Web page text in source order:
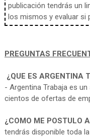
publicación tendrás un
los mismos y evaluar si
PREGUNTAS
¿QUE ES ARGENTINA
- Argentina Trabaja es
cientos de ofertas de
¿COMO ME POSTULO
tendrás disponible toda